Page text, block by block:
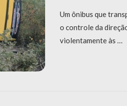
Um ônibus que
o controle da
violentamente às …